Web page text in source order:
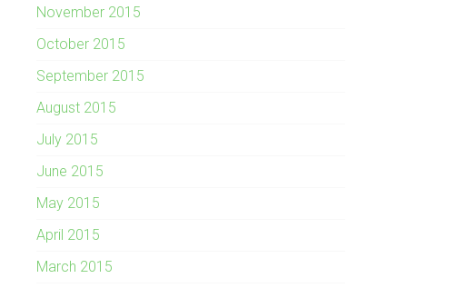
November 2015
October 2015
September 2015
August 2015
July 2015
June 2015
May 2015
April 2015
March 2015